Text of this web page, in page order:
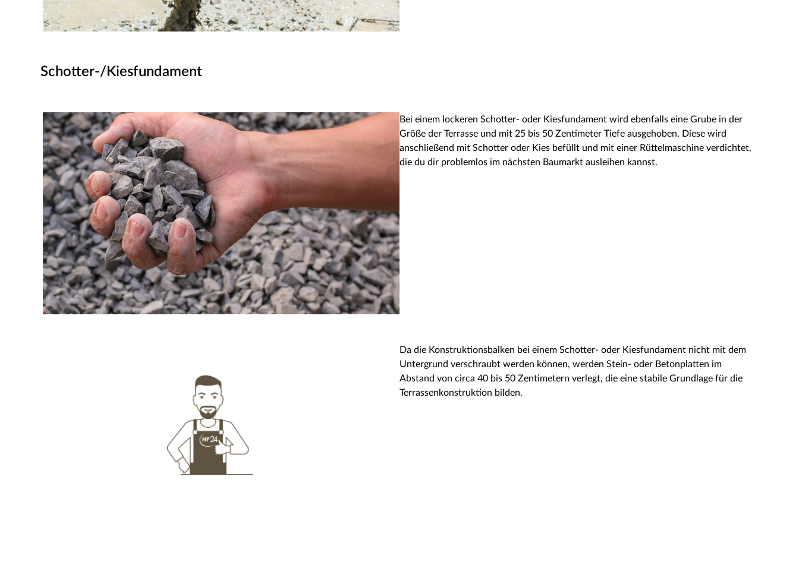
Schotter-/Kiesfundament
Bei einem lockeren Schotter- oder Kiesfundament wird ebenfalls eine Grube in der
Größe der Terrasse und mit 25 bis 50 Zentimeter Tiefe ausgehoben. Diese wird
anschließend mit Schotter oder Kies befüllt und mit einer Rüttelmaschine verdichtet,
die du dir problemlos im nächsten Baumarkt ausleihen kannst.
Da die Konstruktionsbalken bei einem Schotter- oder Kiesfundament nicht mit dem
Untergrund verschraubt werden können, werden Stein- oder Betonplatten im
Abstand von circa 40 bis 50 Zentimetern verlegt, die eine stabile Grundlage für die
Terrassenkonstruktion bilden.